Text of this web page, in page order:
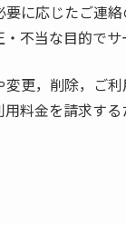
に応じたご連絡
不当な目的で
更，削除，ご
料金を請求する